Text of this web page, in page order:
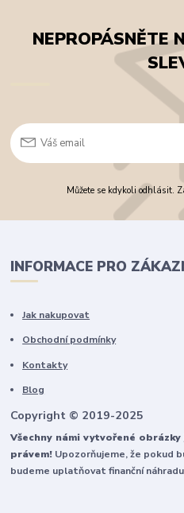
NEPROPÁSNĚTE
Můžete se kdykoli odhlásit.
INFORMACE PRO
Jak nakupovat
Obchodní podmínky
Kontakty
Blog
Copyright © 2019-2025
Všechny námi vytvořené
právem! Upozorňujeme, že pokud
budeme uplatňovat finanční